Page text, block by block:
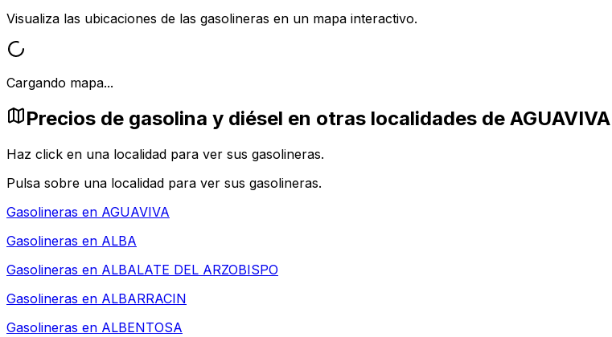
Visualiza las ubicaciones de las gasolineras en un mapa interactivo.
Cargando mapa...
Precios de gasolina y diésel en otras localidades de AGUAVIVA
Haz click en una localidad para ver sus gasolineras.
Pulsa sobre una localidad para ver sus gasolineras.
Gasolineras en AGUAVIVA
Gasolineras en ALBA
Gasolineras en ALBALATE DEL ARZOBISPO
Gasolineras en ALBARRACIN
Gasolineras en ALBENTOSA